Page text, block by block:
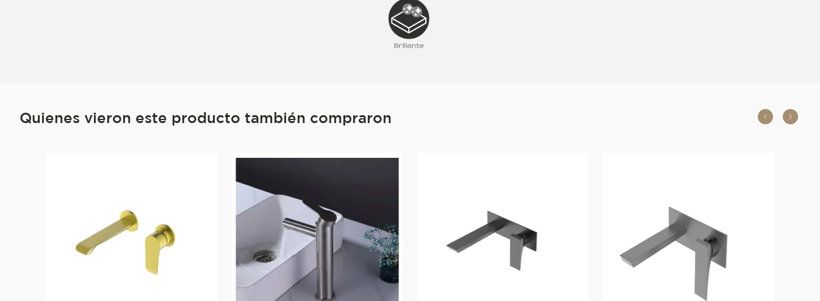
Quienes vieron este producto también compraron